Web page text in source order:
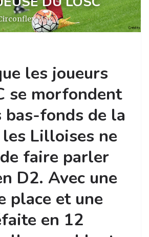
Mag
les joueurs
se morfondent
bas-fonds de la
Lilloises ne
faire parler
D2. Avec une
place et une
en 12